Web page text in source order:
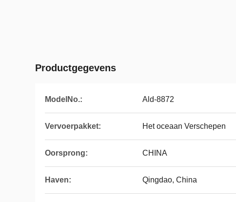
Productgegevens
ModelNo.: Ald-8872
Vervoerpakket: Het oceaan Verschepen
Oorsprong: CHINA
Haven: Qingdao, China